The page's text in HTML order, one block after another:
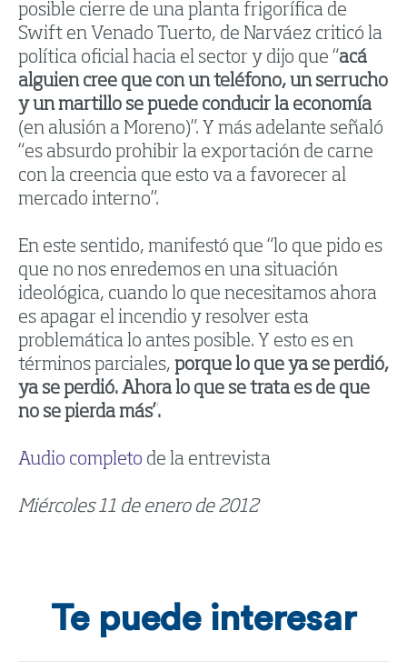
posible cierre de una planta frigorífica de
Swift en Venado Tuerto, de Narváez criticó la
política oficial hacia el sector y dijo que “acá
alguien cree que con un teléfono, un serrucho
y un martillo se puede conducir la economía
(en alusión a Moreno)”. Y más adelante señaló
“es absurdo prohibir la exportación de carne
con la creencia que esto va a favorecer al
mercado interno”.
En este sentido, manifestó que “lo que pido es
que no nos enredemos en una situación
ideológica, cuando lo que necesitamos ahora
es apagar el incendio y resolver esta
problemática lo antes posible. Y esto es en
términos parciales, porque lo que ya se perdió,
ya se perdió. Ahora lo que se trata es de que
no se pierda más”.
Audio completo de la entrevista
Miércoles 11 de enero de 2012
Te puede interesar